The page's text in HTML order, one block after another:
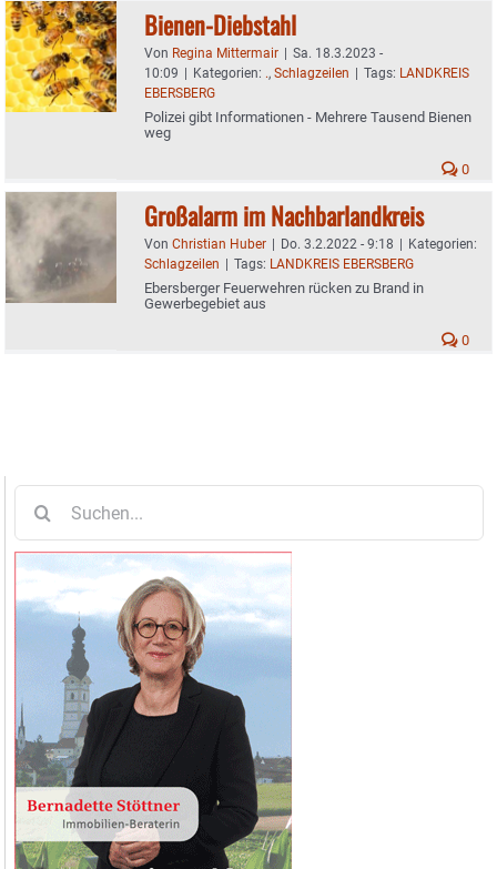
Bienen-Diebstahl
Von Regina Mittermair | Sa. 18.3.2023 -
10:09 | Kategorien: ., Schlagzeilen | Tags: LANDKREIS
EBERSBERG
Polizei gibt Informationen - Mehrere Tausend Bienen
weg
0
Großalarm im Nachbarlandkreis
Von Christian Huber | Do. 3.2.2022 - 9:18 | Kategorien:
Schlagzeilen | Tags: LANDKREIS EBERSBERG
Ebersberger Feuerwehren rücken zu Brand in
Gewerbegebiet aus
0
nach: